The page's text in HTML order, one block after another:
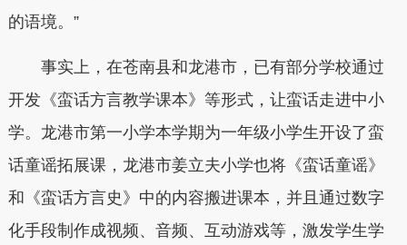
的语境。”
事实上，在苍南县和龙港市，已有部分学校通过
开发《蛮话方言教学课本》等形式，让蛮话走进中小
学。龙港市第一小学本学期为一年级小学生开设了蛮
话童谣拓展课，龙港市姜立夫小学也将《蛮话童谣》
和《蛮话方言史》中的内容搬进课本，并且通过数字
化手段制作成视频、音频、互动游戏等，激发学生学